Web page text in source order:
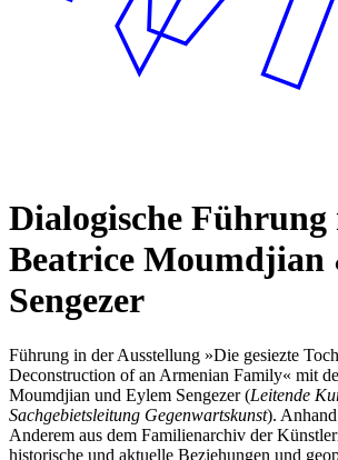
Dialogische
Beatrice Moumdjian
Sengezer
Führung in der Ausstellung »Die gesiezte
Deconstruction of an Armenian Family« mit
Moumdjian und Eylem Sengezer (Leitende
Sachgebietsleitung Gegenwartskunst).
Anderem aus dem Familienarchiv der
historische und aktuelle Beziehungen und